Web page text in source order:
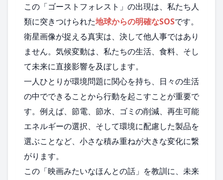
この「ゴーストフォレスト」の出現は、私たち人
類に突きつけられた地球からの明確なSOSです。
衛星画像が捉える真実は、決して他人事ではあり
ません。気候変動は、私たちの生活、食料、そし
て未来に直接影響を及ぼします。
一人ひとりが環境問題に関心を持ち、日々の生活
の中でできることから行動を起こすことが重要で
す。例えば、節電、節水、ゴミの削減、再生可能
エネルギーの選択、そして環境に配慮した製品を
選ぶことなど、小さな積み重ねが大きな変化に繋
がります。
この「映画みたいなほんとの話」を教訓に、未来